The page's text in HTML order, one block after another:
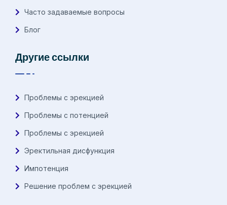
Часто задаваемые вопросы
Блог
Другие ссылки
Проблемы с эрекцией
Проблемы с потенцией
Проблемы с эрекцией
Эректильная дисфункция
Импотенция
Решение проблем с эрекцией